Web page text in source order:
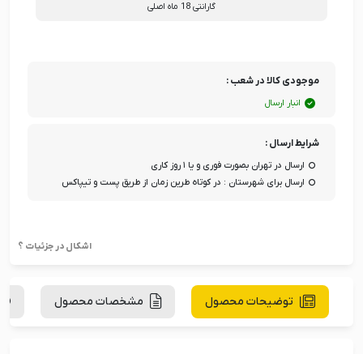
گارانتی 18 ماه اصلی
موجودی کالا در شعب :
انبار ارسال
شرایط ارسال :
ارسال در تهران بصورت فوری و یا ۱ روز کاری
ارسال برای شهرستان : در کوتاه طرین زمان از طریق پست و تیپاکس
اشکال در جزئیات ؟
توضیحات محصول مشخصات محصول